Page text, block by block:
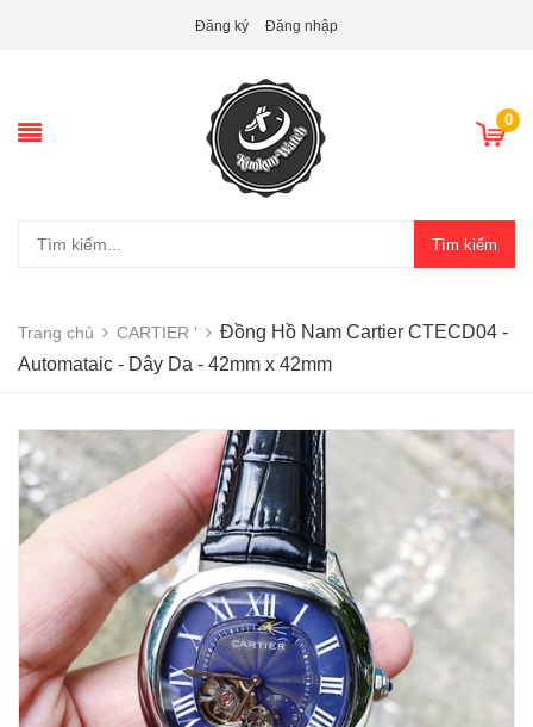
Đăng ký Đăng nhập
0
Tìm kiếm
Trang chủ CARTIER '
Đồng Hồ Nam Cartier CTECD04 -
Automataic - Dây Da - 42mm x 42mm